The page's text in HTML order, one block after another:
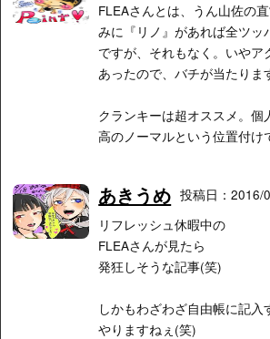
FLEAさんとは、うん山佐の
みに『リノ』があれば全ツッ
ですが、それもなく。いやア
あったので、バチが当たりま
クランキーは超オススメ。個
高のノーマルという位置付け
あきうめ 投稿日：2016/
リフレッシュ休暇中の
FLEAさんが見たら
発狂しそうな記事(笑)
しかもわざわざ自由帳に記入
やりますねぇ(笑)